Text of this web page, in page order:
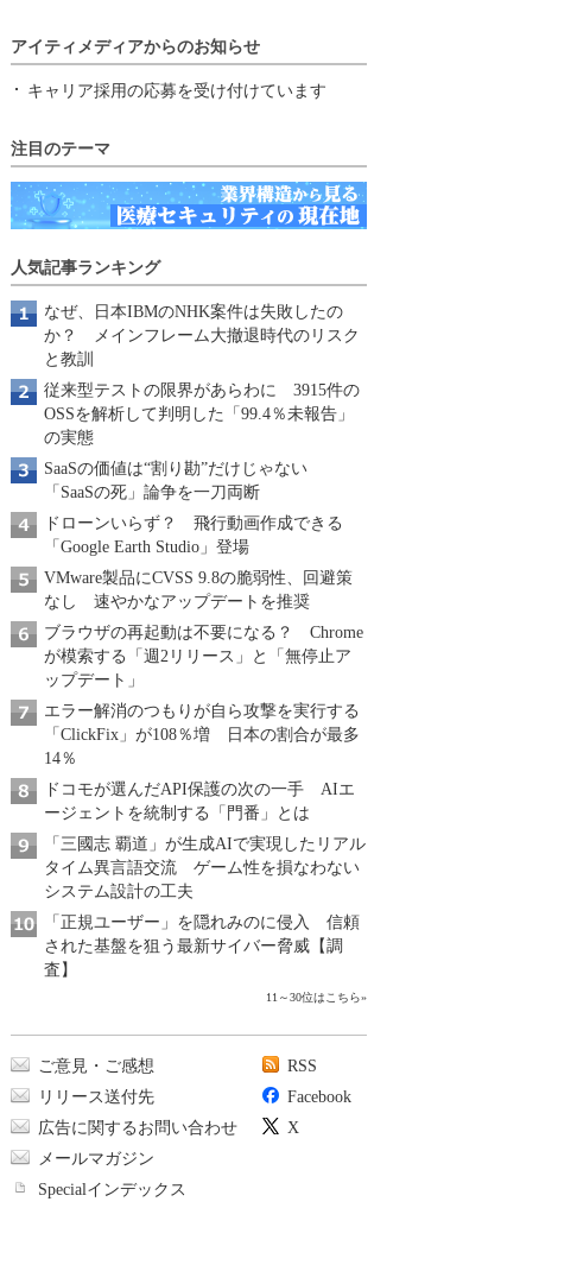
アイティメディアからのお知らせ
キャリア採用の応募を受け付けています
注目のテーマ
人気記事ランキング
なぜ、日本IBMのNHK案件は失敗したの
か？ メインフレーム大撤退時代のリスク
と教訓
従来型テストの限界があらわに 3915件の
OSSを解析して判明した「99.4％未報告」
の実態
SaaSの価値は“割り勘”だけじゃない
「SaaSの死」論争を一刀両断
ドローンいらず？ 飛行動画作成できる
「Google Earth Studio」登場
VMware製品にCVSS 9.8の脆弱性、回避策
なし 速やかなアップデートを推奨
ブラウザの再起動は不要になる？ Chrome
が模索する「週2リリース」と「無停止ア
ップデート」
エラー解消のつもりが自ら攻撃を実行する
「ClickFix」が108％増 日本の割合が最多
14％
ドコモが選んだAPI保護の次の一手 AIエ
ージェントを統制する「門番」とは
「三國志 覇道」が生成AIで実現したリアル
タイム異言語交流 ゲーム性を損なわない
システム設計の工夫
「正規ユーザー」を隠れみのに侵入 信頼
された基盤を狙う最新サイバー脅威【調
査】
11～30位はこちら»
ご意見・ご感想
リリース送付先
広告に関するお問い合わせ
メールマガジン
Specialインデックス
RSS
Facebook
X